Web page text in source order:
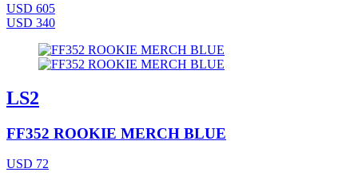
USD 605
USD 340
LS2
FF352 ROOKIE MERCH BLUE
USD 72